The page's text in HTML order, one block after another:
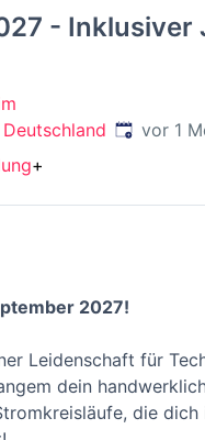
- Inklusiver
vor 1
+
2027!
Leidenschaft für
dein
die